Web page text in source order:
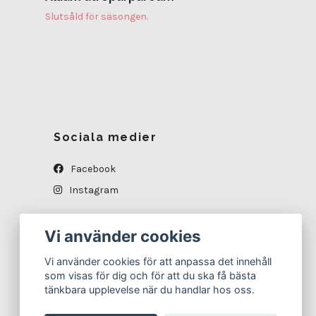
Slutsåld för säsongen.
Sociala medier
Facebook
Instagram
Vi använder cookies
Vi använder cookies för att anpassa det innehåll
som visas för dig och för att du ska få bästa
tänkbara upplevelse när du handlar hos oss.